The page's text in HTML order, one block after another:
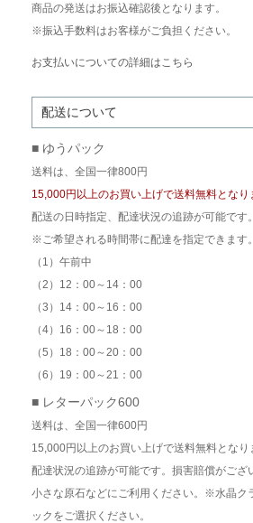
商品の発送はお振込確認後となります。
※振込手数料はお客様がご負担ください。
お支払いについての詳細はこちら
配送について
■ ゆうパック
送料は、全国一律800円
15,000円以上のお買い上げで送料無料となり
配送の日時指定、配達状況の追跡が可能です。
※ご希望される時間帯に配達を指定できます。
（1）午前中
（2）12：00～14：00
（3）14：00～16：00
（4）16：00～18：00
（5）18：00～20：00
（6）19：00～21：00
■ レターパック600
送料は、全国一律600円
15,000円以上のお買い上げで送料無料となり
配達状況の追跡が可能です。損害賠償がござ
小さな原石などにご利用ください。※水晶ク
ックをご選択ください。